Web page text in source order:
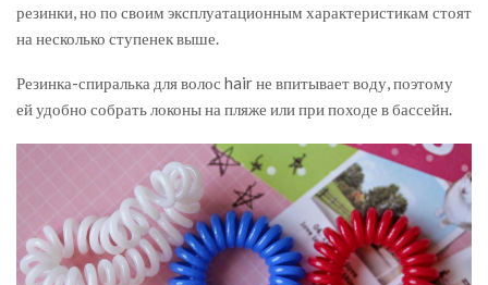
резинки, но по своим эксплуатационным характеристикам стоят
на несколько ступенек выше.
Резинка-спиралька для волос hair не впитывает воду, поэтому
ей удобно собрать локоны на пляже или при походе в бассейн.